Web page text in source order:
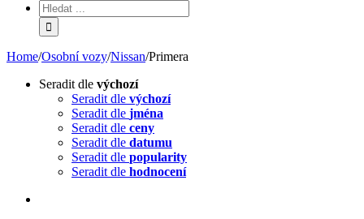
Home/Osobní vozy/Nissan/Primera
Seradit dle výchozí
Seradit dle výchozí
Seradit dle jména
Seradit dle ceny
Seradit dle datumu
Seradit dle popularity
Seradit dle hodnocení